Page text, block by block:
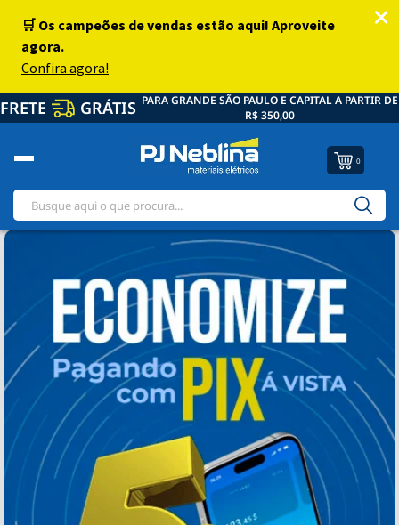
FRETE GRÁTIS PARA GRANDE SÃO PAULO E CAPITAL A PARTIR DE
R$ 350,00
0